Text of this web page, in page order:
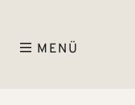
MENÜ